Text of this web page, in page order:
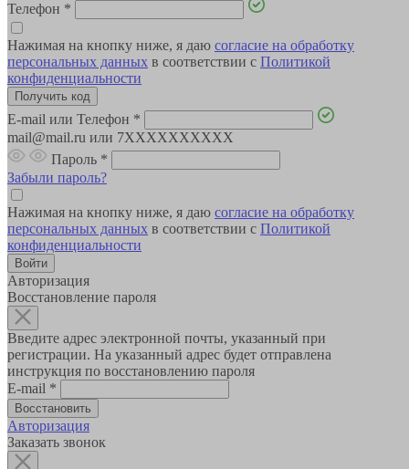
Телефон *
Нажимая на кнопку ниже, я даю согласие на обработку
персональных данных в соответствии с Политикой
конфиденциальности
E-mail или Телефон *
mail@mail.ru или 7XXXXXXXXXX
Пароль *
Забыли пароль?
Нажимая на кнопку ниже, я даю согласие на обработку
персональных данных в соответствии с Политикой
конфиденциальности
Авторизация
Восстановление пароля
Введите адрес электронной почты, указанный при
регистрации. На указанный адрес будет отправлена
инструкция по восстановлению пароля
E-mail *
Авторизация
Заказать звонок